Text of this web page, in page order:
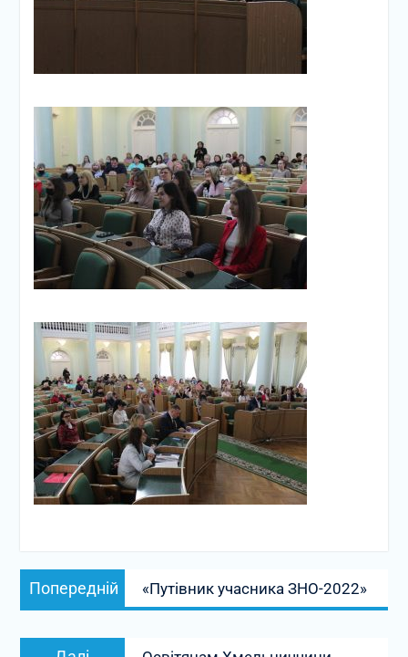
Навігація
записів
Попередній
Попередній
запис:
«Путівник учасника ЗНО-2022»
Наступний